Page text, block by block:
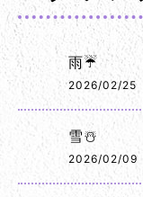
雨☔
2026/02/25
雪☃️
2026/02/09